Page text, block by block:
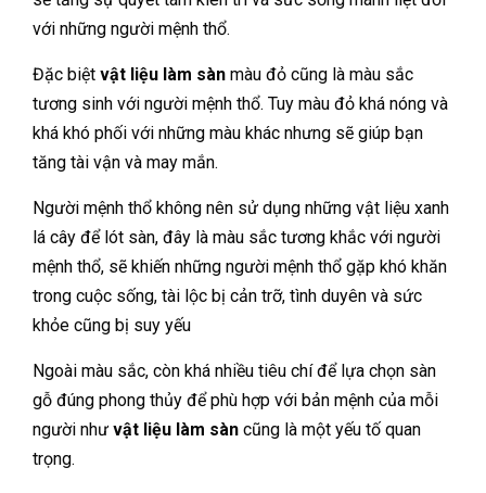
với những người mệnh thổ.
Đặc biệt vật liệu làm sàn màu đỏ cũng là màu sắc
tương sinh với người mệnh thổ. Tuy màu đỏ khá nóng và
khá khó phối với những màu khác nhưng sẽ giúp bạn
tăng tài vận và may mắn.
Người mệnh thổ không nên sử dụng những vật liệu xanh
lá cây để lót sàn, đây là màu sắc tương khắc với người
mệnh thổ, sẽ khiến những người mệnh thổ gặp khó khăn
trong cuộc sống, tài lộc bị cản trỡ, tình duyên và sức
khỏe cũng bị suy yếu
Ngoài màu sắc, còn khá nhiều tiêu chí để lựa chọn sàn
gỗ đúng phong thủy để phù hợp với bản mệnh của mỗi
người như vật liệu làm sàn cũng là một yếu tố quan
trọng.